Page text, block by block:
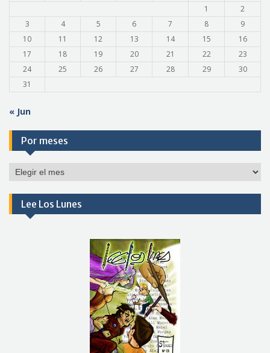
1
2
3
4 5 6 7 8
9
10
11 12 13 14 15
16
17
18 19 20 21 22
23
24
25 26 27 28 29
30
31
« Jun
Por meses
Por
Lee Los Lunes